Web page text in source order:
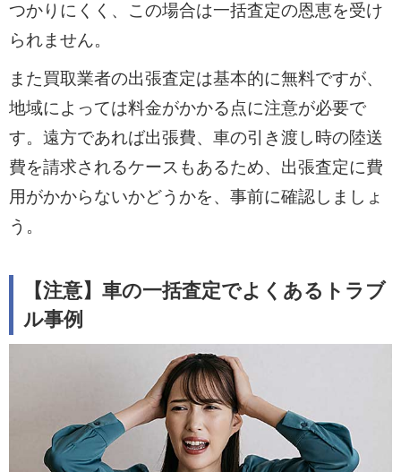
つかりにくく、この場合は一括査定の恩恵を受け
られません。
また買取業者の出張査定は基本的に無料ですが、
地域によっては料金がかかる点に注意が必要で
す。遠方であれば出張費、車の引き渡し時の陸送
費を請求されるケースもあるため、出張査定に費
用がかからないかどうかを、事前に確認しましょ
う。
【注意】車の一括査定でよくあるトラブ
ル事例